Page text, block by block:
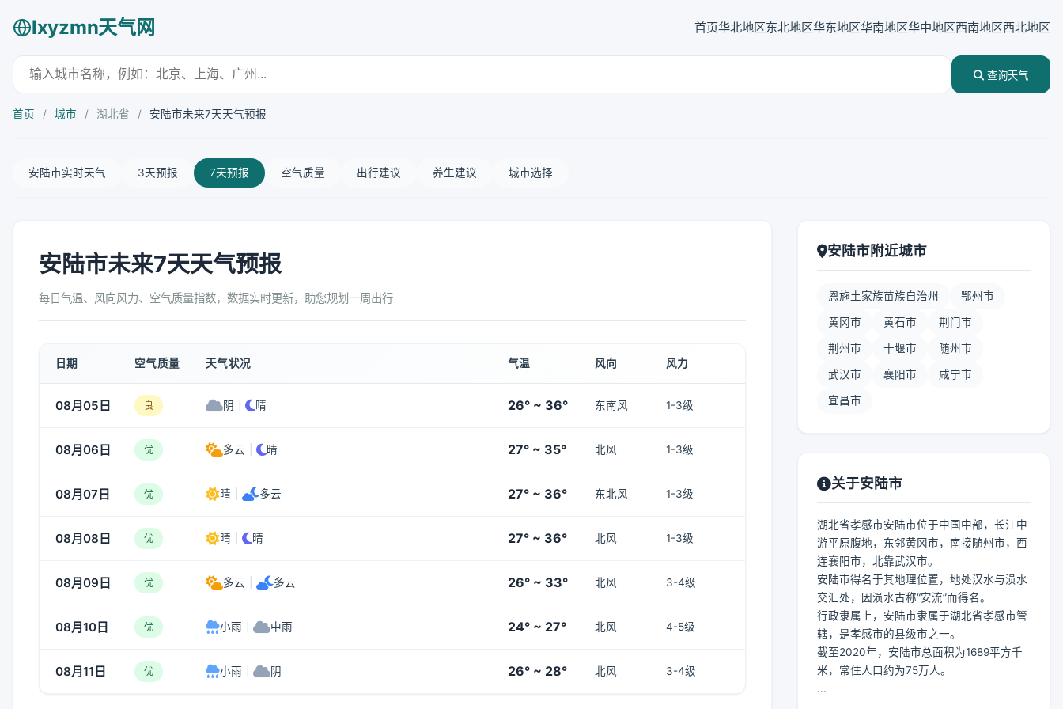
lxyzmn天气网 首页华北地区东北地区华东地区华南地区华中地区西南地区西北地区
查询天气
首页 / 城市 / 湖北省 / 安陆市未来7天天气预报
安陆市实时天气 3天预报 7天预报 空气质量 出行建议 养生建议 城市选择
安陆市未来7天天气预报
每日气温、风向风力、空气质量指数，数据实时更新，助您规划一周出行
日期 空气质量 天气状况 气温 风向 风力
08月05日 良 阴 晴 26° ~ 36° 东南风 1-3级
08月06日 优 多云 晴 27° ~ 35° 北风 1-3级
08月07日 优 晴 多云 27° ~ 36° 东北风 1-3级
08月08日 优 晴 晴 27° ~ 36° 北风 1-3级
08月09日 优 多云 多云 26° ~ 33° 北风 3-4级
08月10日 优 小雨 中雨 24° ~ 27° 北风 4-5级
08月11日 优 小雨 阴 26° ~ 28° 北风 3-4级
安陆市附近城市
恩施土家族苗族自治州 鄂州市
黄冈市 黄石市 荆门市
荆州市 十堰市 随州市
武汉市 襄阳市 咸宁市
宜昌市
关于安陆市
湖北省孝感市安陆市位于中国中部，长江中
游平原腹地，东邻黄冈市，南接随州市，西
连襄阳市，北靠武汉市。
安陆市得名于其地理位置，地处汉水与涢水
交汇处，因涢水古称“安流”而得名。
行政隶属上，安陆市隶属于湖北省孝感市管
辖，是孝感市的县级市之一。
截至2020年，安陆市总面积为1689平方千
米，常住人口约为75万人。
...